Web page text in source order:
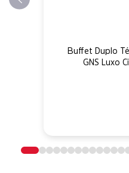
Buffet Duplo
GNS Luxo